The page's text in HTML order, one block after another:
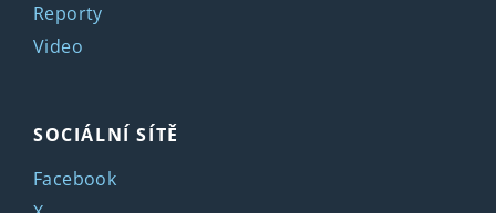
Reporty
Video
SOCIÁLNÍ SÍTĚ
Facebook